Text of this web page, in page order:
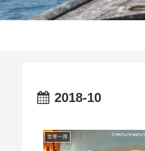
2018-10
世界一周